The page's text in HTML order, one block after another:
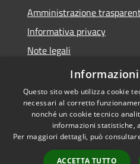
Amministrazione
Informativa privacy
Note legali
Dichiarazione di accessibilità
Accessibilità
Questo sito web utilizza cookie
necessari al corretto
nonché un cookie tecnico
informazioni statistiche,
Per maggiori dettagli, può
ACCETTA TUTTO